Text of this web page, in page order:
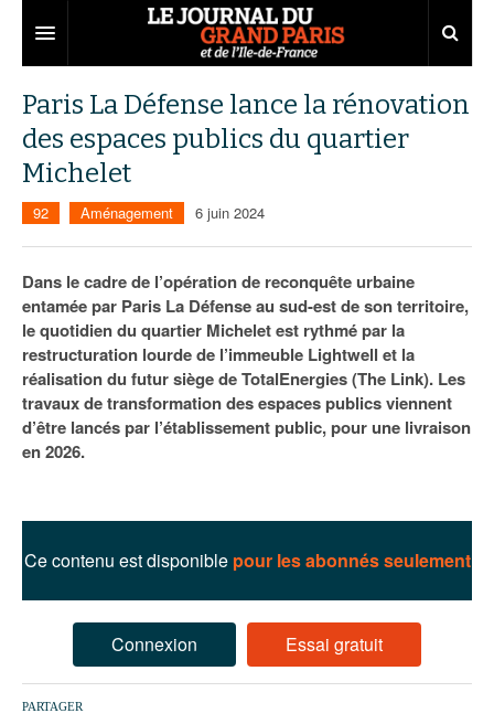
Territoires
Aménagement
Collectivités
Services urbains
Entreprises
Développement économique
Attractivité
Innovation
Transport
Marchés publics
Départements
77
78
91
92
Nominations
Portraits
Agenda
Les Assises du Grand Paris
Éditions précédentes
Le podcast
Ecouter les épisodes
Lire les résumés
Paris La Défense lance la rénovation
des espaces publics du quartier
Michelet
92 Aménagement 6 juin 2024
Dans le cadre de l’opération de reconquête urbaine
entamée par Paris La Défense au sud-est de son territoire,
le quotidien du quartier Michelet est rythmé par la
restructuration lourde de l’immeuble Lightwell et la
réalisation du futur siège de TotalEnergies (The Link). Les
travaux de transformation des espaces publics viennent
d’être lancés par l’établissement public, pour une livraison
en 2026.
Ce contenu est disponible pour les abonnés seulement
Connexion Essai gratuit
PARTAGER